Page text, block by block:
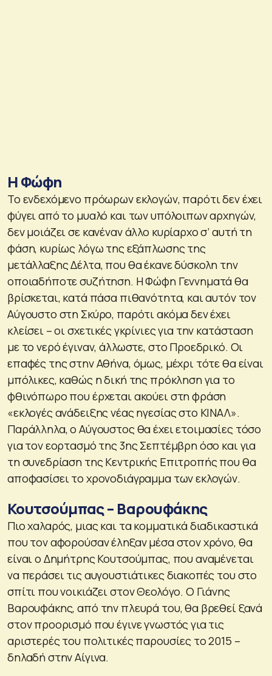
Η Φώφη
Το ενδεχόμενο πρόωρων εκλογών, παρότι δεν έχει
φύγει από το μυαλό και των υπόλοιπων αρχηγών,
δεν μοιάζει σε κανέναν άλλο κυρίαρχο σ’ αυτή τη
φάση, κυρίως λόγω της εξάπλωσης της
μετάλλαξης Δέλτα, που θα έκανε δύσκολη την
οποιαδήποτε συζήτηση. Η Φώφη Γεννηματά θα
βρίσκεται, κατά πάσα πιθανότητα, και αυτόν τον
Αύγουστο στη Σκύρο, παρότι ακόμα δεν έχει
κλείσει – οι σχετικές γκρίνιες για την κατάσταση
με το νερό έγιναν, άλλωστε, στο Προεδρικό. Οι
επαφές της στην Αθήνα, όμως, μέχρι τότε θα είναι
μπόλικες, καθώς η δική της πρόκληση για το
φθινόπωρο που έρχεται ακούει στη φράση
«εκλογές ανάδειξης νέας ηγεσίας στο ΚΙΝΑΛ».
Παράλληλα, ο Αύγουστος θα έχει ετοιμασίες τόσο
για τον εορτασμό της 3ης Σεπτέμβρη όσο και για
τη συνεδρίαση της Κεντρικής Επιτροπής που θα
αποφασίσει το χρονοδιάγραμμα των εκλογών.
Κουτσούμπας – Βαρουφάκης
Πιο χαλαρός, μιας και τα κομματικά διαδικαστικά
που τον αφορούσαν έληξαν μέσα στον χρόνο, θα
είναι ο Δημήτρης Κουτσούμπας, που αναμένεται
να περάσει τις αυγουστιάτικες διακοπές του στο
σπίτι που νοικιάζει στον Θεολόγο. Ο Γιάνης
Βαρουφάκης, από την πλευρά του, θα βρεθεί ξανά
στον προορισμό που έγινε γνωστός για τις
αριστερές του πολιτικές παρουσίες το 2015 –
δηλαδή στην Αίγινα.